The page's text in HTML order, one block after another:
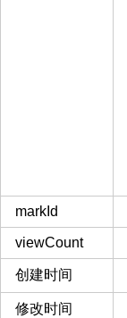
markId
viewCount
创建时间
修改时间